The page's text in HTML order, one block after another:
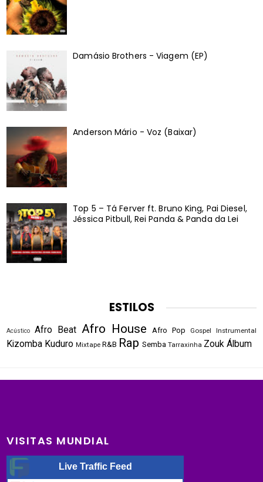
Damásio Brothers - Viagem (EP)
Anderson Mário - Voz (Baixar)
Top 5 – Tá Ferver ft. Bruno King, Pai Diesel,
Jéssica Pitbull, Rei Panda & Panda da Lei
ESTILOS
Acústico Afro Beat Afro House Afro Pop Gospel Instrumental
Kizomba Kuduro Mixtape R&B Rap Semba Tarraxinha Zouk Álbum
VISITAS MUNDIAL
Live Traffic Feed